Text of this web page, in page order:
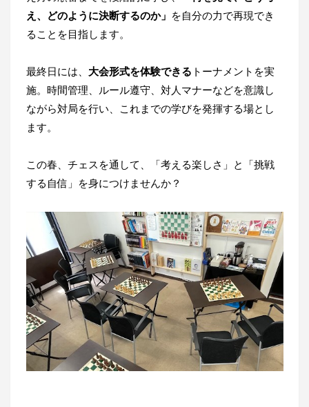
え、どのように決断するのか」 を自分の力で再現でき
ることを目指します。
最終日には、 大会形式を体験できる トーナメントを実
施。時間管理、ルール遵守、対人マナーなどを意識し
ながら対局を行い、これまでの学びを発揮する場とし
ます。
この春、チェスを通して、「考える楽しさ」と「挑戦
する自信」を身につけませんか？